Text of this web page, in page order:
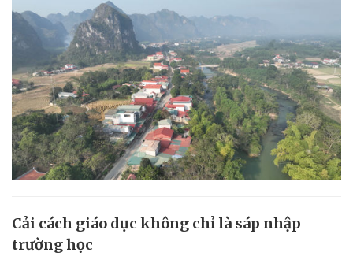
Cải cách giáo dục không chỉ là sáp nhập
trường học